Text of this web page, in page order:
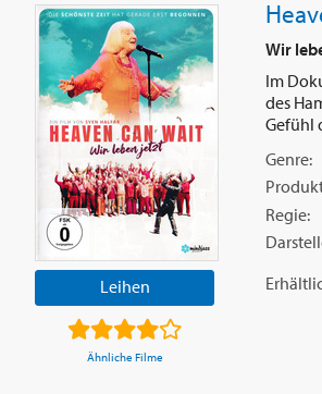
Leihen
Ähnliche Filme
Wir
Im
des
Gefühl
Genre:
Regie: